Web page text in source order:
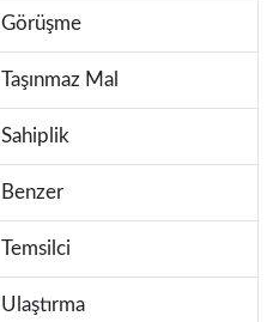
Görüşme
Taşınmaz Mal
Sahiplik
Benzer
Temsilci
Ulaştırma